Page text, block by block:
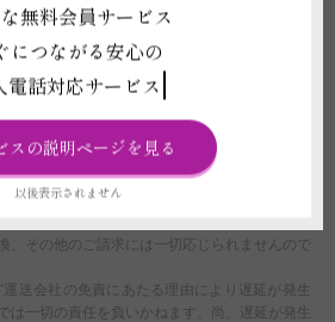
イベント会場へお届けする場合、お届け先側
場合は、配達時間のご選択にかかわらず、先方
。なお、先方の指定時間での対応が難しい場合
更をご相談することや、ご注文をお断りさせて
帯のご指定いただいたとしても、運送会社の
ん。あくまでご希望として承りますので、予め
0度以下または最高気温が30度以上の時期は、
、その他のご請求には一切応じられませんので
送会社の免責にあたる理由により遅延が発生
は一切の責任を負いかねます。尚、遅延が発生
無料会員サービス
につながる安心の
電話対応サービス
スの説明ページを見る
以後表示されません